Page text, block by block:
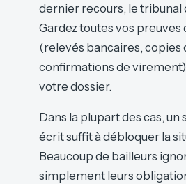
dernier recours, le tribunal
Gardez toutes vos
(relevés bancaires, copies
confirmations de
votre dossier.
Dans la plupart des cas,
écrit suffit à débloquer la
Beaucoup de bailleurs
simplement leurs